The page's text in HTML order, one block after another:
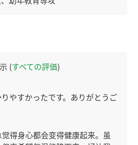
(すべての評価)
やすかったです。ありがとうご
得身心都会变得健康起来。虽